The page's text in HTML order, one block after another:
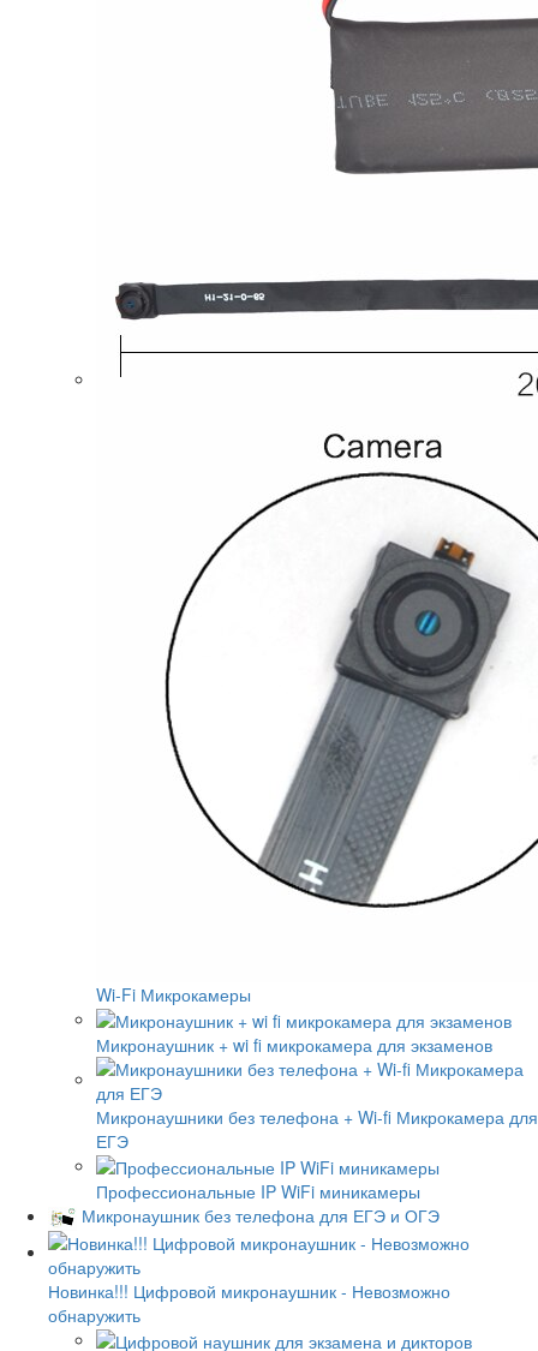
Wi-Fi Микрокамеры
Микронаушник + wi fi микрокамера для экзаменов
Микронаушники без телефона + Wi-fi Микрокамера для
ЕГЭ
Профессиональные IP WiFi миникамеры
Микронаушник без телефона для ЕГЭ и ОГЭ
Новинка!!! Цифровой микронаушник - Невозможно
обнаружить